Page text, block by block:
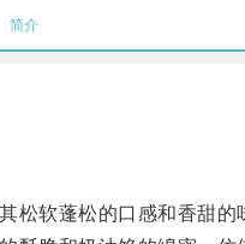
简介
软蓬松的口感和香甜的